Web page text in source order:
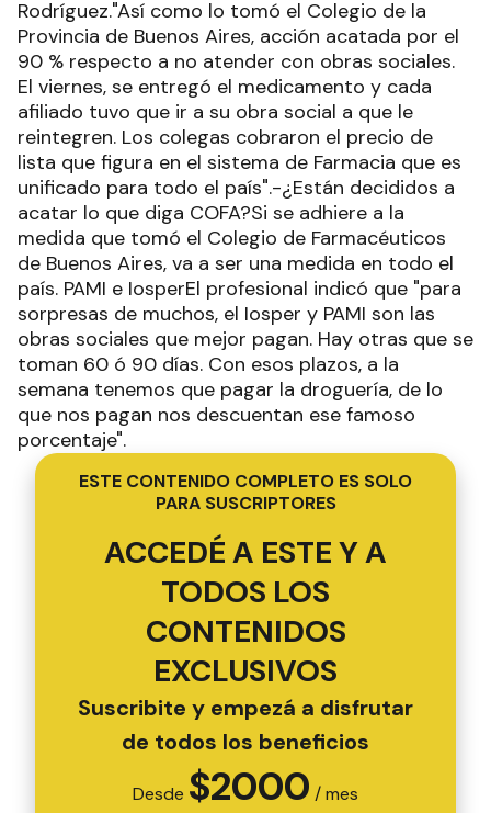
Rodríguez."Así como lo tomó el Colegio de la
Provincia de Buenos Aires, acción acatada por el
90 % respecto a no atender con obras sociales.
El viernes, se entregó el medicamento y cada
afiliado tuvo que ir a su obra social a que le
reintegren. Los colegas cobraron el precio de
lista que figura en el sistema de Farmacia que es
unificado para todo el país".-¿Están decididos a
acatar lo que diga COFA?Si se adhiere a la
medida que tomó el Colegio de Farmacéuticos
de Buenos Aires, va a ser una medida en todo el
país. PAMI e IosperEl profesional indicó que "para
sorpresas de muchos, el Iosper y PAMI son las
obras sociales que mejor pagan. Hay otras que se
toman 60 ó 90 días. Con esos plazos, a la
semana tenemos que pagar la droguería, de lo
que nos pagan nos descuentan ese famoso
porcentaje".
ESTE CONTENIDO COMPLETO ES SOLO
PARA SUSCRIPTORES
ACCEDÉ A ESTE Y A
TODOS LOS
CONTENIDOS
EXCLUSIVOS
Suscribite y empezá a disfrutar
de todos los beneficios
Desde $2000 / mes